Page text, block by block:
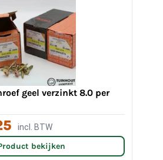
geel verzinkt 8.0 per
incl. BTW
bekijken